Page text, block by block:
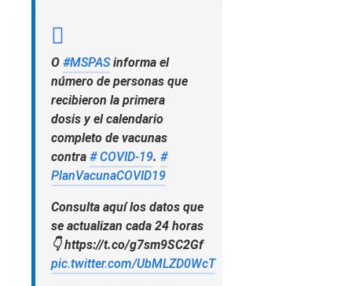
O #MSPASinforma el
número de personas que
recibieron la primera
dosis y el calendario
completo de vacunas
contra # COVID-19. #
PlanVacunaCOVID19
Consulta aquí los datos que
se actualizan cada 24 horas
👇 https://t.co/g7sm9SC2Gf
pic.twitter.com/UbMLZD0WcT